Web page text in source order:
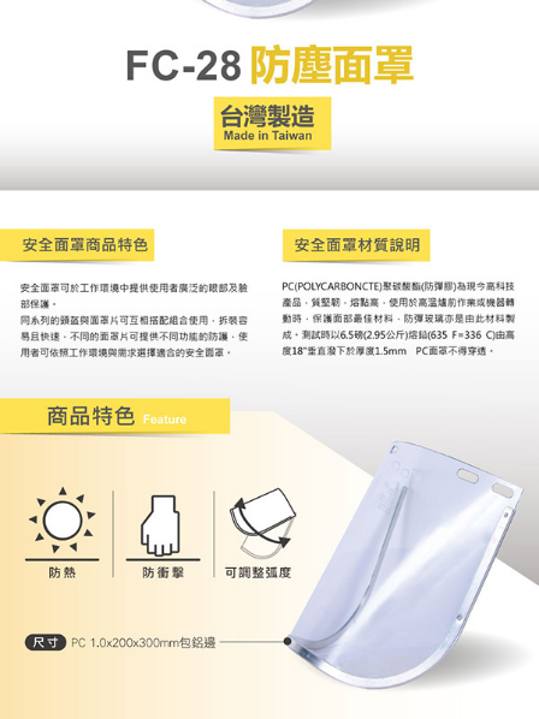
時審查核予不同之上限額度；若仍有額度不足之情形，本公司將視審查結果
請求用戶進行身份認證。
５．嚴禁一人註冊多個帳號或使用他人資訊註冊。若發現惡意使用之情形，
恩沛科技股份有限公司將有權停止該用戶之使用額度並採取法律行動。